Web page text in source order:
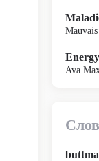
Energy
Ava